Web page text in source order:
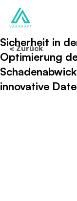
Sicherheit in
Optimierung
innovative
< Zurück